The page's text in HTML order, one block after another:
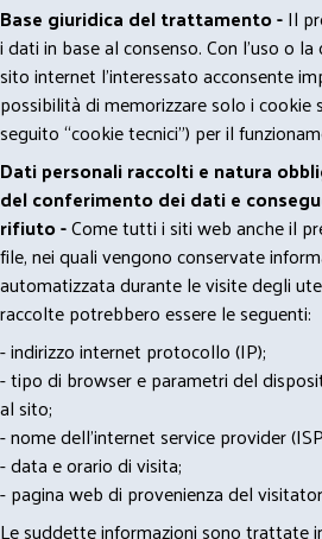
Base giuridica del trattamento -Il
i dati in base al consenso. Con l'uso o
sito internet l’interessato acconsente
possibilità di memorizzare solo i cookie
seguito “cookie tecnici”) per il
Dati personali raccolti e natura
del conferimento dei dati e
rifiuto -Come tutti i siti web anche il
file, nei quali vengono conservate
automatizzata durante le visite degli
raccolte potrebbero essere le seguenti:
- indirizzo internet protocollo (IP);
- tipo di browser e parametri del
al sito;
- nome dell'internet service provider
- data e orario di visita;
- pagina web di provenienza del
Le suddette informazioni sono trattate